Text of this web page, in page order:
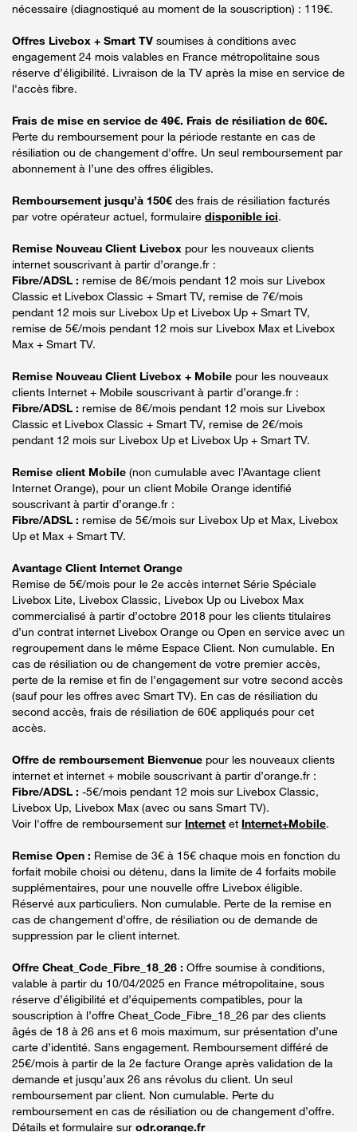
nécessaire (diagnostiqué au moment de la souscription) : 119€.
Offres Livebox + Smart TV soumises à conditions avec
engagement 24 mois valables en France métropolitaine sous
réserve d’éligibilité. Livraison de la TV après la mise en service de
l'accès fibre.
Frais de mise en service de 49€. Frais de résiliation de 60€.
Perte du remboursement pour la période restante en cas de
résiliation ou de changement d'offre. Un seul remboursement par
abonnement à l’une des offres éligibles.
Remboursement jusqu’à 150€ des frais de résiliation facturés
par votre opérateur actuel, formulaire disponible ici.
Remise Nouveau Client Livebox pour les nouveaux clients
internet souscrivant à partir d’orange.fr :
Fibre/ADSL : remise de 8€/mois pendant 12 mois sur Livebox
Classic et Livebox Classic + Smart TV, remise de 7€/mois
pendant 12 mois sur Livebox Up et Livebox Up + Smart TV,
remise de 5€/mois pendant 12 mois sur Livebox Max et Livebox
Max + Smart TV.
Remise Nouveau Client Livebox + Mobile pour les nouveaux
clients Internet + Mobile souscrivant à partir d’orange.fr :
Fibre/ADSL : remise de 8€/mois pendant 12 mois sur Livebox
Classic et Livebox Classic + Smart TV, remise de 2€/mois
pendant 12 mois sur Livebox Up et Livebox Up + Smart TV.
Remise client Mobile (non cumulable avec l’Avantage client
Internet Orange), pour un client Mobile Orange identifié
souscrivant à partir d’orange.fr :
Fibre/ADSL : remise de 5€/mois sur Livebox Up et Max, Livebox
Up et Max + Smart TV.
Avantage Client Internet Orange
Remise de 5€/mois pour le 2e accès internet Série Spéciale
Livebox Lite, Livebox Classic, Livebox Up ou Livebox Max
commercialisé à partir d’octobre 2018 pour les clients titulaires
d’un contrat internet Livebox Orange ou Open en service avec un
regroupement dans le même Espace Client. Non cumulable. En
cas de résiliation ou de changement de votre premier accès,
perte de la remise et fin de l’engagement sur votre second accès
(sauf pour les offres avec Smart TV). En cas de résiliation du
second accès, frais de résiliation de 60€ appliqués pour cet
accès.
Offre de remboursement Bienvenue pour les nouveaux clients
internet et internet + mobile souscrivant à partir d’orange.fr :
Fibre/ADSL : -5€/mois pendant 12 mois sur Livebox Classic,
Livebox Up, Livebox Max (avec ou sans Smart TV).
Voir l'offre de remboursement sur Internet et Internet+Mobile.
Remise Open : Remise de 3€ à 15€ chaque mois en fonction du
forfait mobile choisi ou détenu, dans la limite de 4 forfaits mobile
supplémentaires, pour une nouvelle offre Livebox éligible.
Réservé aux particuliers. Non cumulable. Perte de la remise en
cas de changement d'offre, de résiliation ou de demande de
suppression par le client internet.
Offre Cheat_Code_Fibre_18_26 : Offre soumise à conditions,
valable à partir du 10/04/2025 en France métropolitaine, sous
réserve d’éligibilité et d’équipements compatibles, pour la
souscription à l’offre Cheat_Code_Fibre_18_26 par des clients
âgés de 18 à 26 ans et 6 mois maximum, sur présentation d’une
carte d’identité. Sans engagement. Remboursement différé de
25€/mois à partir de la 2e facture Orange après validation de la
demande et jusqu’aux 26 ans révolus du client. Un seul
remboursement par client. Non cumulable. Perte du
remboursement en cas de résiliation ou de changement d’offre.
Détails et formulaire sur odr.orange.fr